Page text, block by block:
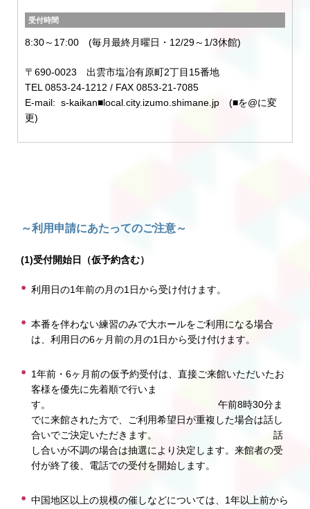
受付時間
8:30～17:00 (毎月最終月曜日・12/29～1/3休館)
〒690-0023 出雲市塩冶有原町2丁目15番地
TEL 0853-24-1212 / FAX 0853-21-7085
E-mail: s-kaikan■local.city.izumo.shimane.jp (■を@に変
更)
～利用申請にあたってのご注意～
(1)受付開始日（仮予約含む）
利用日の1年前の月の1日から受け付けます。
本番を伴わない練習のみで大ホールをご利用になる場合
は、利用日の6ヶ月前の月の1日から受け付けます。
1年前・6ヶ月前の仮予約受付は、直接ご来館いただいたお
客様を優先に先着順で行いま
す。 午前8時30分ま
でに来館された方で、ご利用希望日が重複した場合は話し
合いでご決定いただきます。 話
し合いが不調の場合は抽選により決定します。来館者の受
付が終了後、電話での受付を開始します。
中国地区以上の規模の催しなどについては、1年以上前から